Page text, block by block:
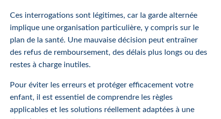
Ces interrogations sont légitimes, car la garde alternée
implique une organisation particulière, y compris sur le
plan de la santé. Une mauvaise décision peut entraîner
des refus de remboursement, des délais plus longs ou des
restes à charge inutiles.
Pour éviter les erreurs et protéger efficacement votre
enfant, il est essentiel de comprendre les règles
applicables et les solutions réellement adaptées à une